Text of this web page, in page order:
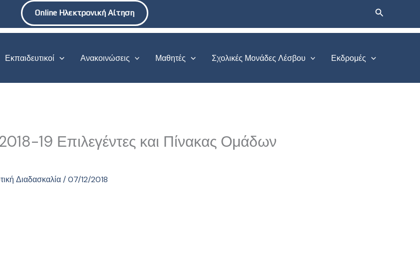
Online Ηλεκτρονική Αίτηση Αναζήτηση
Εκπαιδευτικοί Ανακοινώσεις Μαθητές Σχολικές Μονάδες Λέσβου Εκδρομές
19 Επιλεγέντες και Πίνακας Ομάδων
Διαδασκαλία/07/12/2018